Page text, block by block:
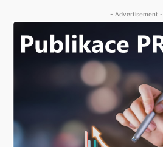
- Advertisement -